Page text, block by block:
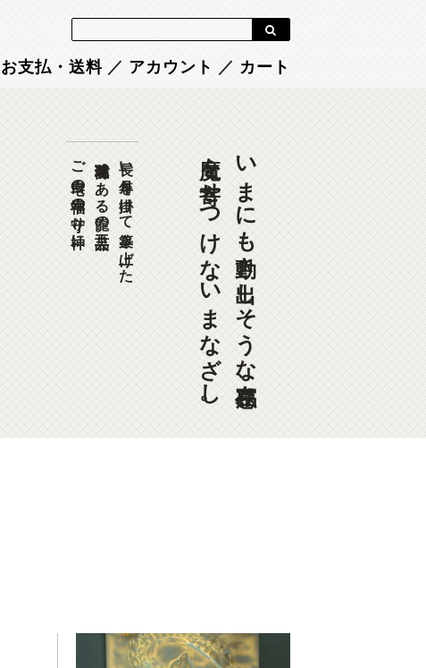
お支払・送料 ／ アカウント ／ カート
いまにも動き出しそうな存在感、
魔を寄せつけないまなざし。
長い年月を掛けて築き上げた
琉球装飾である龍の工芸品。
ご自宅の幸福の守り神に。